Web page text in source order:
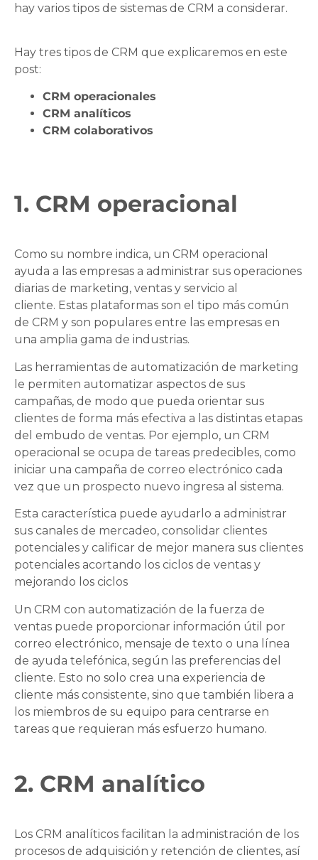
hay varios tipos de sistemas de CRM a considerar.
Hay tres tipos de CRM que explicaremos en este
post:
CRM operacionales
CRM analíticos
CRM colaborativos
1. CRM operacional
Como su nombre indica, un CRM operacional
ayuda a las empresas a administrar sus operaciones
diarias de marketing, ventas y servicio al
cliente. Estas plataformas son el tipo más común
de CRM y son populares entre las empresas en
una amplia gama de industrias.
Las herramientas de automatización de marketing
le permiten automatizar aspectos de sus
campañas, de modo que pueda orientar sus
clientes de forma más efectiva a las distintas etapas
del embudo de ventas. Por ejemplo, un CRM
operacional se ocupa de tareas predecibles, como
iniciar una campaña de correo electrónico cada
vez que un prospecto nuevo ingresa al sistema.
Esta característica puede ayudarlo a administrar
sus canales de mercadeo, consolidar clientes
potenciales y calificar de mejor manera sus clientes
potenciales acortando los ciclos de ventas y
mejorando los ciclos
Un CRM con automatización de la fuerza de
ventas puede proporcionar información útil por
correo electrónico, mensaje de texto o una línea
de ayuda telefónica, según las preferencias del
cliente. Esto no solo crea una experiencia de
cliente más consistente, sino que también libera a
los miembros de su equipo para centrarse en
tareas que requieran más esfuerzo humano.
2. CRM analítico
Los CRM analíticos facilitan la administración de los
procesos de adquisición y retención de clientes, así